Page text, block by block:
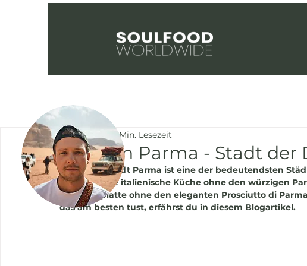
Essen in Parma - Stadt der
Felix Reiche 6 Min. Lesezeit
Die kleine Stadt Parma ist eine der bedeutendsten
Was wäre die italienische Küche ohne den würzigen
Schinkenplatte ohne den eleganten Prosciutto di
das am besten tust, erfährst du in diesem Blogartikel.